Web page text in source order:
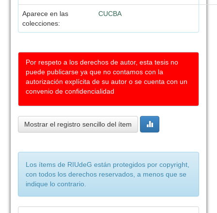
Aparece en las
colecciones:
CUCBA
Por respeto a los derechos de autor, esta tesis no
puede publicarse ya que no contamos con la
autorización explícita de su autor o se cuenta con un
convenio de confidencialidad
Mostrar el registro sencillo del ítem
Los ítems de RIUdeG están protegidos por copyright,
con todos los derechos reservados, a menos que se
indique lo contrario.